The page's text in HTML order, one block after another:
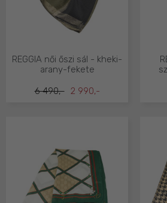
6 490,- 2 990,-
REGGIA női őszi sál - kheki-
arany-fekete